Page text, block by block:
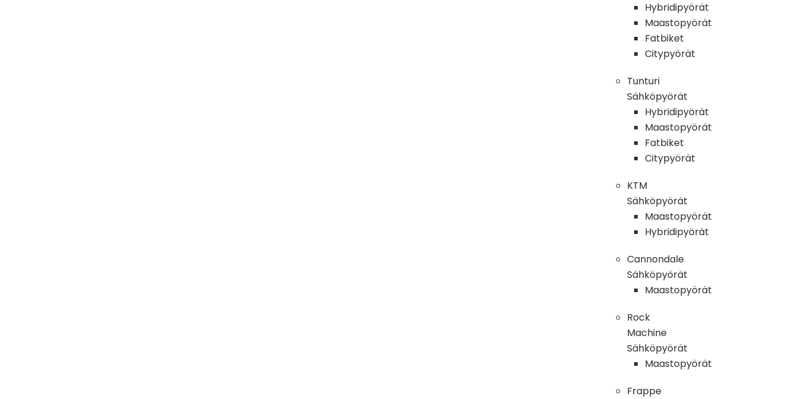
Hybridipyörät
Maastopyörät
Fatbiket
Citypyörät
Tunturi
Sähköpyörät
Hybridipyörät
Maastopyörät
Fatbiket
Citypyörät
KTM
Sähköpyörät
Maastopyörät
Hybridipyörät
Cannondale
Sähköpyörät
Maastopyörät
Rock
Machine
Sähköpyörät
Maastopyörät
Frappe